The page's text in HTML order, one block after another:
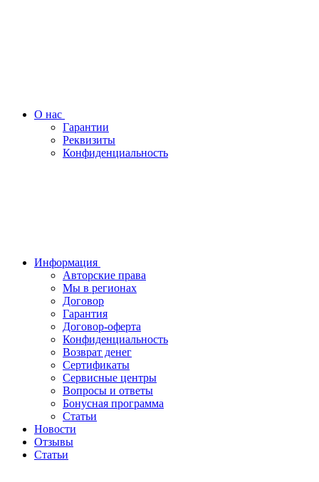
О нас
Гарантии
Реквизиты
Конфиденциальность
Информация
Авторские права
Мы в регионах
Договор
Гарантия
Договор-оферта
Конфиденциальность
Возврат денег
Сертификаты
Сервисные центры
Вопросы и ответы
Бонусная программа
Статьи
Новости
Отзывы
Статьи